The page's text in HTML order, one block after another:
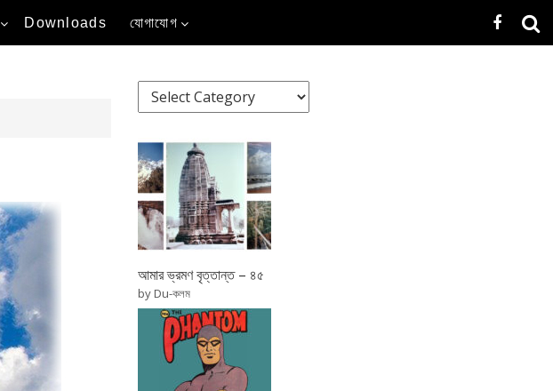
Downloads যোগাযোগ
আমার ভ্রমণ বৃত্তান্ত – ৪৫
by Du-কলম